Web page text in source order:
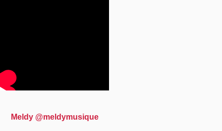
Meldy @meldymusique